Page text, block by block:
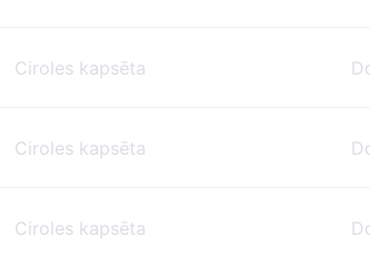
Ciroles kapsēta
Ciroles kapsēta
Ciroles kapsēta